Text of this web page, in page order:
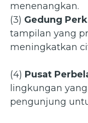
menenangkan.
(3) Gedung
tampilan yang
meningkatkan
(4) Pusat
lingkungan
pengunjung